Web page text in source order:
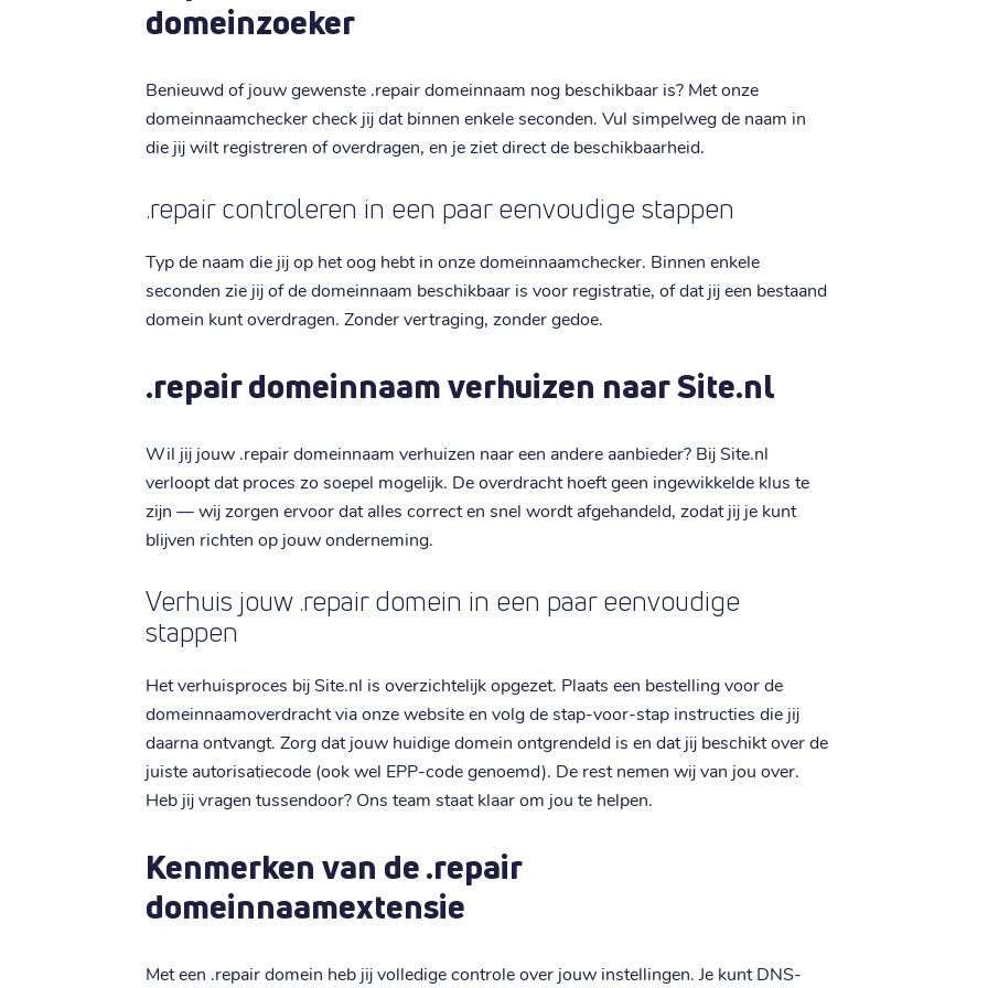
domeinzoeker
Benieuwd of jouw gewenste .repair domeinnaam nog beschikbaar is? Met onze
domeinnaamchecker check jij dat binnen enkele seconden. Vul simpelweg de naam in
die jij wilt registreren of overdragen, en je ziet direct de beschikbaarheid.
.repair controleren in een paar eenvoudige stappen
Typ de naam die jij op het oog hebt in onze domeinnaamchecker. Binnen enkele
seconden zie jij of de domeinnaam beschikbaar is voor registratie, of dat jij een bestaand
domein kunt overdragen. Zonder vertraging, zonder gedoe.
.repair domeinnaam verhuizen naar Site.nl
Wil jij jouw .repair domeinnaam verhuizen naar een andere aanbieder? Bij Site.nl
verloopt dat proces zo soepel mogelijk. De overdracht hoeft geen ingewikkelde klus te
zijn — wij zorgen ervoor dat alles correct en snel wordt afgehandeld, zodat jij je kunt
blijven richten op jouw onderneming.
Verhuis jouw .repair domein in een paar eenvoudige
stappen
Het verhuisproces bij Site.nl is overzichtelijk opgezet. Plaats een bestelling voor de
domeinnaamoverdracht via onze website en volg de stap-voor-stap instructies die jij
daarna ontvangt. Zorg dat jouw huidige domein ontgrendeld is en dat jij beschikt over de
juiste autorisatiecode (ook wel EPP-code genoemd). De rest nemen wij van jou over.
Heb jij vragen tussendoor? Ons team staat klaar om jou te helpen.
Kenmerken van de .repair
domeinnaamextensie
Met een .repair domein heb jij volledige controle over jouw instellingen. Je kunt DNS-